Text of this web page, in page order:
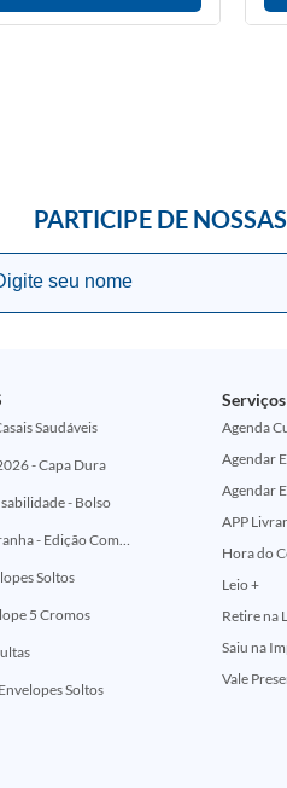
PARTICIPE DE
Saudáveis
- Capa Dura
- Bolso
Superman Vs. Homem-Aranha - Edição Comemorativa 50 Anos (Encontros Clássicos Dc E Marvel)
Soltos
5 Cromos
Soltos
Serviços
Agenda
Agendar
Agendar
APP
Hora do
Leio +
Retire na
Saiu na
Vale